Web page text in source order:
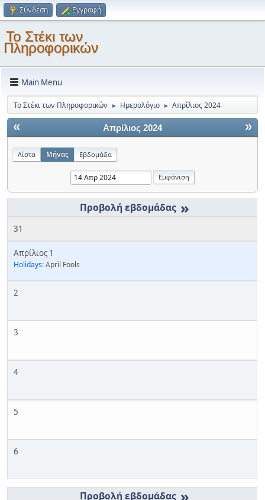
Σύνδεση Εγγραφή
Το Στέκι των
Πληροφορικών
Main Menu
Το Στέκι των Πληροφορικών ► Ημερολόγιο ► Απρίλιος 2024
« »
Απρίλιος 2024
Λίστα Μήνας Εβδομάδα
»
31
Απρίλιος 1
Holidays:April Fools
2
3
4
5
6